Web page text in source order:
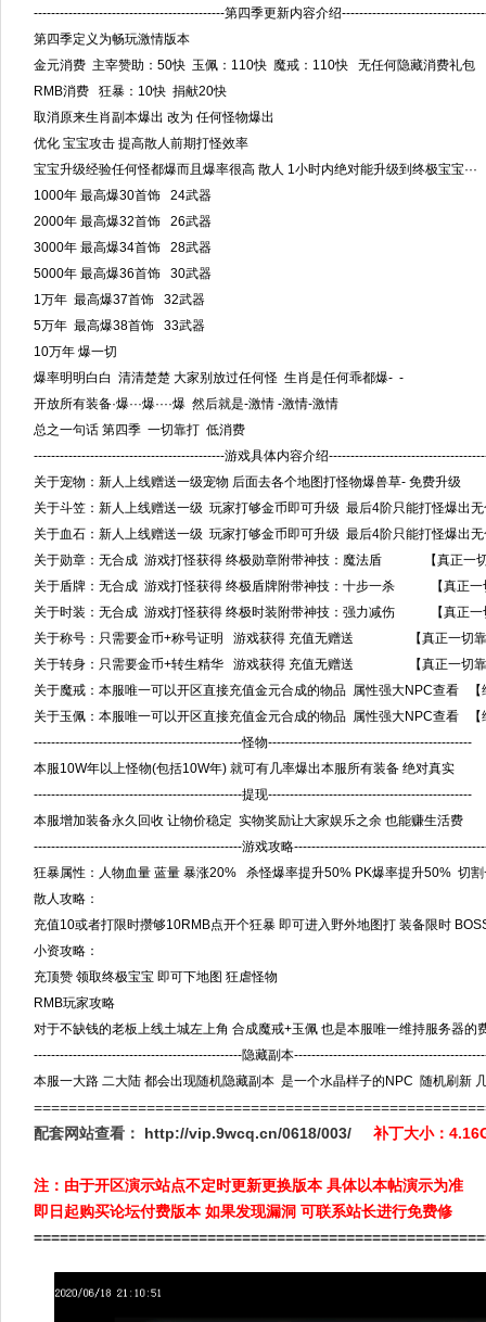
--------------------------------------------第四季更新内容介绍
第四季定义为畅玩激情版本
金元消费 主宰赞助：50快 玉佩：110快 魔戒：110快 无任何隐藏消费礼包
RMB消费 狂暴：10快 捐献20快
取消原来生肖副本爆出 改为 任何怪物爆出
优化 宝宝攻击 提高散人前期打怪效率
宝宝升级经验任何怪都爆而且爆率很高 散人 1小时内绝对能升级到终极宝宝···
1000年 最高爆30首饰 24武器
2000年 最高爆32首饰 26武器
3000年 最高爆34首饰 28武器
5000年 最高爆36首饰 30武器
1万年 最高爆37首饰 32武器
5万年 最高爆38首饰 33武器
10万年 爆一切
爆率明明白白 清清楚楚 大家别放过任何怪 生肖是任何乖都爆- -
开放所有装备·爆···爆····爆 然后就是-激情 -激情-激情
总之一句话 第四季 一切靠打 低消费
--------------------------------------------游戏具体内容介绍
关于宠物：新人上线赠送一级宠物 后面去各个地图打怪物爆兽草- 免费升级
关于斗笠：新人上线赠送一级 玩家打够金币即可升级 最后4阶只能打怪爆出
关于血石：新人上线赠送一级 玩家打够金币即可升级 最后4阶只能打怪爆出
关于勋章：无合成 游戏打怪获得 终极勋章附带神技：魔法盾 【真正一切
关于盾牌：无合成 游戏打怪获得 终极盾牌附带神技：十步一杀 【真正一
关于时装：无合成 游戏打怪获得 终极时装附带神技：强力减伤 【真正一
关于称号：只需要金币+称号证明 游戏获得 充值无赠送 【真正一切靠
关于转身：只需要金币+转生精华 游戏获得 充值无赠送 【真正一切靠
关于魔戒：本服唯一可以开区直接充值金元合成的物品 属性强大NPC查看 【
关于玉佩：本服唯一可以开区直接充值金元合成的物品 属性强大NPC查看 【
------------------------------------------------怪物-----------------------------------------------
本服10W年以上怪物(包括10W年) 就可有几率爆出本服所有装备 绝对真实
------------------------------------------------提现-----------------------------------------------
本服增加装备永久回收 让物价稳定 实物奖励让大家娱乐之余 也能赚生活费
------------------------------------------------游戏攻略
狂暴属性：人物血量 蓝量 暴涨20% 杀怪爆率提升50% PK爆率提升50% 切
散人攻略：
充值10或者打限时攒够10RMB点开个狂暴 即可进入野外地图打 装备限时
小资攻略：
充顶赞 领取终极宝宝 即可下地图 狂虐怪物
RMB玩家攻略
对于不缺钱的老板上线土城左上角 合成魔戒+玉佩 也是本服唯一维持服务器
------------------------------------------------隐藏副本
本服一大路 二大陆 都会出现随机隐藏副本 是一个水晶样子的NPC 随机刷新
配套网站查看：
http://vip.9wcq.cn/0618/003/ 补丁大小：
注：由于开区演示站点不定时更新更换版本 具体以本帖演示为准
即日起购买论坛付费版本 如果发现漏洞 可联系站长进行免费修